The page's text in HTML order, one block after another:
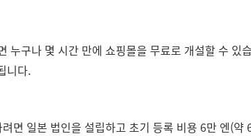
누구나 몇 시간 만에 쇼핑몰을 무료로 개설할 수 있
니다.
면 일본 법인을 설립하고 초기 등록 비용 6만 엔(